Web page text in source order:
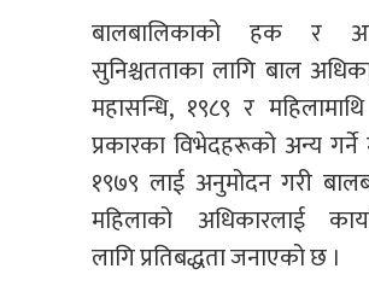
बालबालिकाको हक र
सुनिश्चतताका लागि बाल
महासन्धि, १९८९ र
प्रकारका विभेदहरूको अन्य गर्ने
१९७९ लाई अनुमोदन गरी
महिलाको अधिकारलाई
लागि प्रतिबद्धता जनाएको छ ।